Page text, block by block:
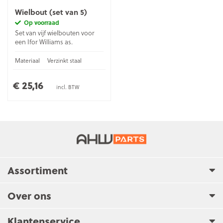
Wielbout (set van 5)
Op voorraad
Set van vijf wielbouten voor
een Ifor Williams as.
Materiaal Verzinkt staal
€ 25,16 incl. BTW
Assortiment
Over ons